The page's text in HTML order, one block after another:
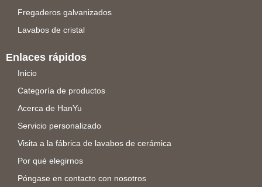
Fregaderos galvanizados
Lavabos de cristal
Enlaces rápidos
Inicio
Categoría de productos
Acerca de HanYu
Servicio personalizado
Visita a la fábrica de lavabos de cerámica
Por qué elegirnos
Póngase en contacto con nosotros